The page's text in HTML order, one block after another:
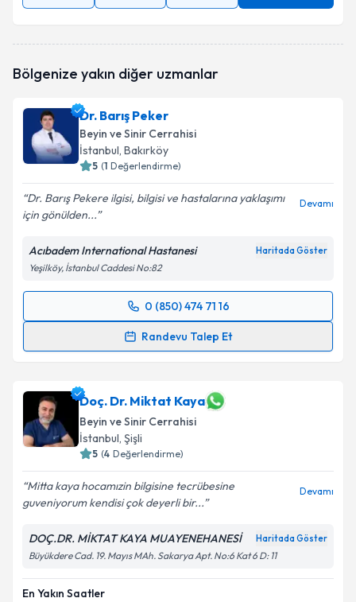
Bölgenize yakın diğer uzmanlar
Dr. Barış Peker
Beyin ve Sinir Cerrahisi
İstanbul, Bakırköy
5 (1 Değerlendirme)
Dr. Barış Pekere ilgisi, bilgisi ve hastalarına yaklaşımı
için gönülden...
Devamı
Acıbadem International Hastanesi Haritada Göster
Yeşilköy, İstanbul Caddesi No:82
0 (850) 474 71 16
Randevu Talep Et
Randevu Takvimi Talebi
hazırlandığında e-posta ile bilgilendireceğiz.
E-posta Adresiniz
Kişisel verilerimin işlenmesine ilişkin
kapsamda işlenmesini kabul ediyorum.
Doç. Dr. Miktat Kaya
Beyin ve Sinir Cerrahisi
İstanbul, Şişli
5 (4 Değerlendirme)
Mitta kaya hocamızin bilgisine tecrübesine
guveniyorum kendisi çok deyerli bir...
Devamı
DOÇ.DR. MİKTAT KAYA MUAYENEHANESİ Haritada Göster
Büyükdere Cad. 19. Mayıs MAh. Sakarya Apt. No:6 Kat 6 D: 11
En Yakın Saatler